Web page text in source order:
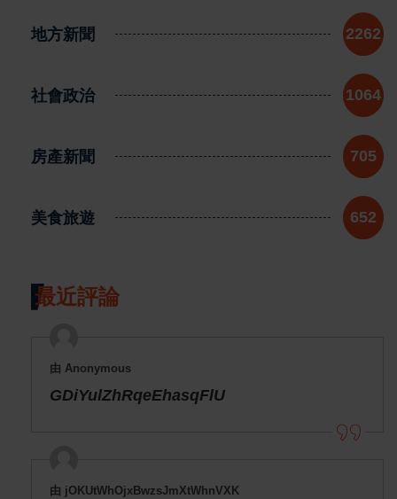
地方新聞 2262
社會政治 1064
房產新聞 705
美食旅遊 652
最近評論
由 Anonymous
GDiYulZhRqeEhasqFlU
由 jOKUtWhOjxBwzsJmXtWhnVXK